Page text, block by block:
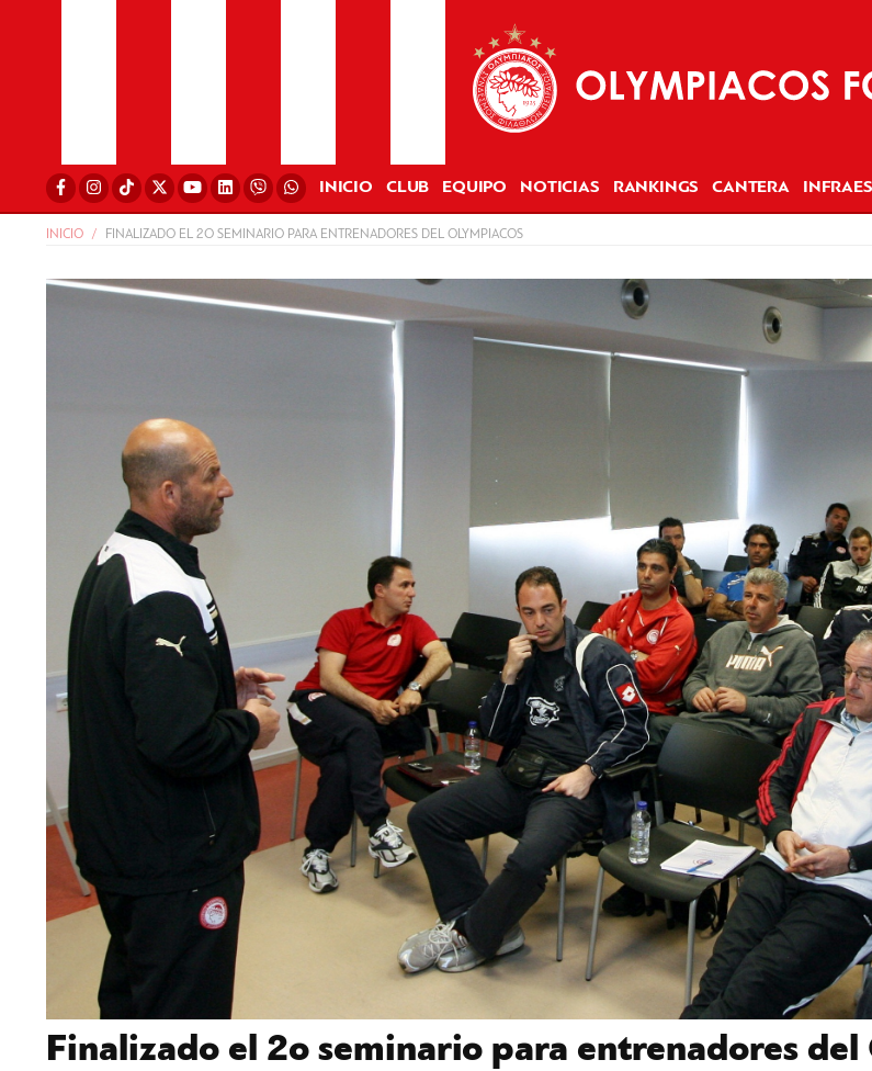
INICIO CLUB EQUIPO NOTICIAS RANKINGS CANTERA
INICIO FINALIZADO EL 2Ο SEMINARIO PARA ENTRENADORES DEL OLYMPIACOS
Finalizado el 2ο seminario para entrenadores del